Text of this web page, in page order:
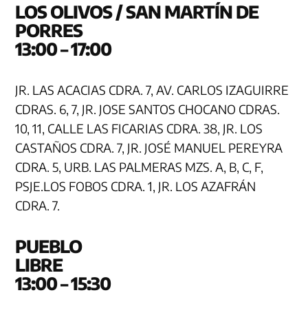
LOS OLIVOS / SAN MARTÍN DE
13:00 – 17:00
JR. LAS ACACIAS CDRA. 7, AV. CARLOS IZAGUIRRE
CDRAS. 6, 7, JR. JOSE SANTOS CHOCANO CDRAS.
10, 11, CALLE LAS FICARIAS CDRA. 38, JR. LOS
CASTAÑOS CDRA. 7, JR. JOSÉ MANUEL PEREYRA
CDRA. 5, URB. LAS PALMERAS MZS. A, B, C, F,
PSJE.LOS FOBOS CDRA. 1, JR. LOS AZAFRÁN
CDRA. 7.
PUEBLO
13:00 – 15:30